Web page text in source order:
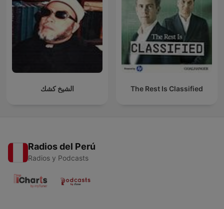
الشيخ كشك The Rest Is Classified
Radios del Perú
Radios y Podcasts